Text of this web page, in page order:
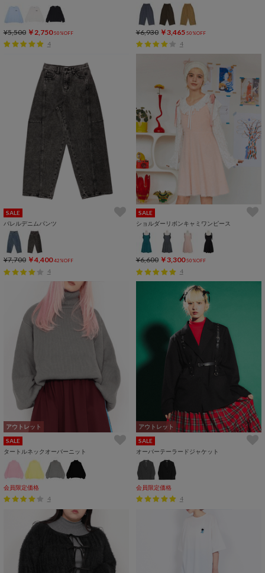
¥5,500 ￥2,750 50%OFF
4
¥6,930 ￥3,465 50%OFF
4
SALE
バレルデニムパンツ
¥7,700 ￥4,400 42%OFF
4
SALE
ショルダーリボンキャミワンピース
¥6,600 ￥3,300 50%OFF
4
アウトレット
SALE
タートルネックオーバーニット
会員限定価格
4
アウトレット
SALE
オーバーテーラードジャケット
会員限定価格
4